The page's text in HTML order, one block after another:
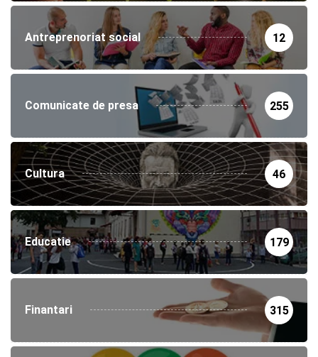
Antreprenoriat social 12
Comunicate de presa 255
Cultura 46
Educatie 179
Finantari 315